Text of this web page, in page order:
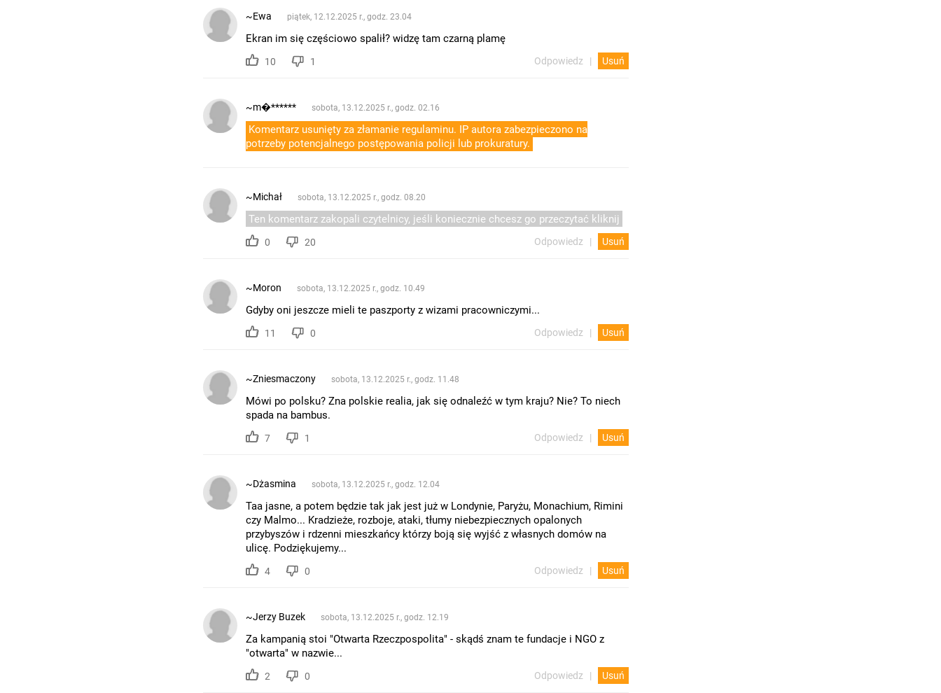
~Ewa piątek, 12.12.2025 r., godz. 23.04
Ekran im się częściowo spalił? widzę tam czarną plamę
10 1 Odpowiedz Usuń
~m�****** sobota, 13.12.2025 r., godz. 02.16
Komentarz usunięty za złamanie regulaminu. IP autora zabezpieczono na
potrzeby potencjalnego postępowania policji lub prokuratury.
~Michał sobota, 13.12.2025 r., godz. 08.20
Ten komentarz zakopali czytelnicy, jeśli koniecznie chcesz go przeczytać kliknij
0 20 Odpowiedz Usuń
~Moron sobota, 13.12.2025 r., godz. 10.49
Gdyby oni jeszcze mieli te paszporty z wizami pracowniczymi...
11 0 Odpowiedz Usuń
~Zniesmaczony sobota, 13.12.2025 r., godz. 11.48
Mówi po polsku? Zna polskie realia, jak się odnaleźć w tym kraju? Nie? To niech
spada na bambus.
7 1 Odpowiedz Usuń
~Dżasmina sobota, 13.12.2025 r., godz. 12.04
Taa jasne, a potem będzie tak jak jest już w Londynie, Paryżu, Monachium, Rimini
czy Malmo... Kradzieże, rozboje, ataki, tłumy niebezpiecznych opalonych
przybyszów i rdzenni mieszkańcy którzy boją się wyjść z własnych domów na
ulicę. Podziękujemy...
4 0 Odpowiedz Usuń
~Jerzy Buzek sobota, 13.12.2025 r., godz. 12.19
Za kampanią stoi "Otwarta Rzeczpospolita" - skądś znam te fundacje i NGO z
"otwarta" w nazwie...
2 0 Odpowiedz Usuń